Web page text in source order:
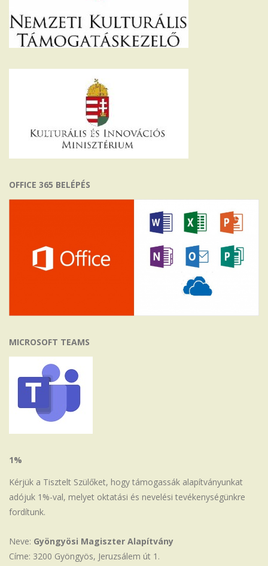
OFFICE 365 BELÉPÉS
MICROSOFT TEAMS
1%
Kérjük a Tisztelt Szülőket, hogy támogassák alapítványunkat
adójuk 1%-val, melyet oktatási és nevelési tevékenységünkre
fordítunk.
Neve: Gyöngyösi Magiszter Alapítvány
Címe: 3200 Gyöngyös, Jeruzsálem út 1.